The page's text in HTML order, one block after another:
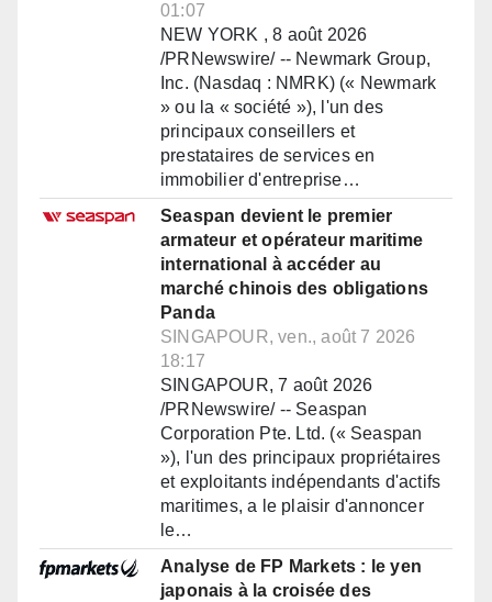
01:07
NEW YORK , 8 août 2026
/PRNewswire/ -- Newmark Group,
Inc. (Nasdaq : NMRK) (« Newmark
» ou la « société »), l'un des
principaux conseillers et
prestataires de services en
immobilier d'entreprise…
Seaspan devient le premier
armateur et opérateur maritime
international à accéder au
marché chinois des obligations
Panda
SINGAPOUR, ven., août 7 2026
18:17
SINGAPOUR, 7 août 2026
/PRNewswire/ -- Seaspan
Corporation Pte. Ltd. (« Seaspan
»), l'un des principaux propriétaires
et exploitants indépendants d'actifs
maritimes, a le plaisir d'annoncer
le…
Analyse de FP Markets : le yen
japonais à la croisée des